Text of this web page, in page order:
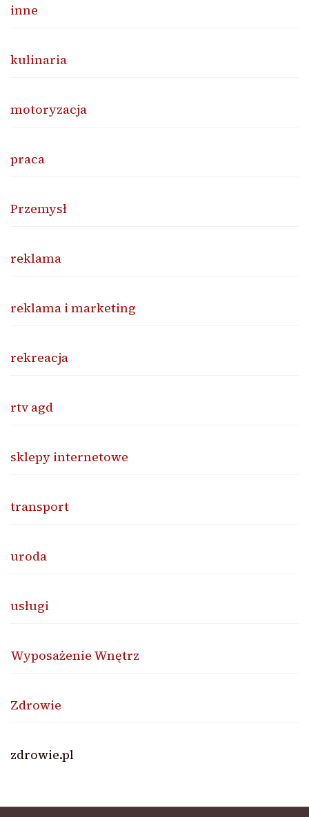
inne
kulinaria
motoryzacja
praca
Przemysł
reklama
reklama i marketing
rekreacja
rtv agd
sklepy internetowe
transport
uroda
usługi
Wyposażenie Wnętrz
Zdrowie
zdrowie.pl